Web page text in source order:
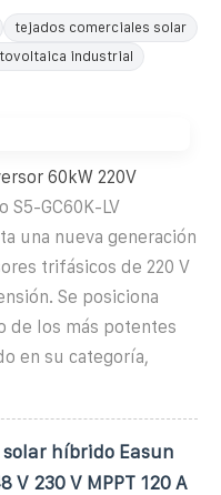
tejados comerciales solar
industrial
60kW 220V
S5-GC60K-LV
una nueva generación
trifásicos de 220 V
Se posiciona
de los más potentes
en su categoría,
solar híbrido Easun
V 230 V MPPT 120 A